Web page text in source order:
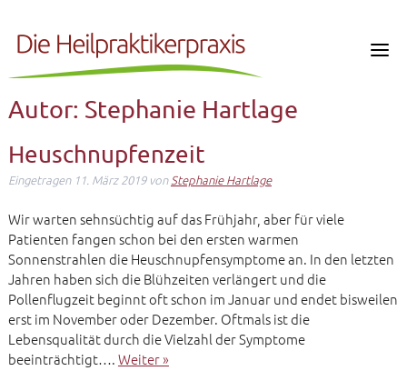
Autor: Stephanie Hartlage
Heuschnupfenzeit
Eingetragen 11. März 2019 vonStephanie Hartlage
Wir warten sehnsüchtig auf das Frühjahr, aber für viele
Patienten fangen schon bei den ersten warmen
Sonnenstrahlen die Heuschnupfensymptome an. In den letzten
Jahren haben sich die Blühzeiten verlängert und die
Pollenflugzeit beginnt oft schon im Januar und endet bisweilen
erst im November oder Dezember. Oftmals ist die
Lebensqualität durch die Vielzahl der Symptome
beeinträchtigt….Weiter »